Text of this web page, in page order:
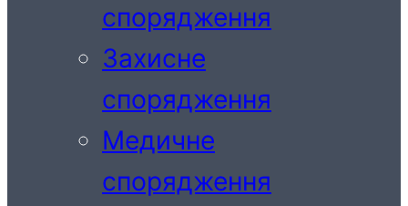
спорядження
Захисне
спорядження
Медичне
спорядження